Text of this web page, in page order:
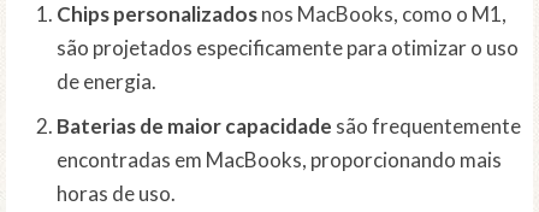
Chips personalizadosnos MacBooks, como o M1,
são projetados especificamente para otimizar o uso
de energia.
Baterias de maior capacidade são frequentemente
encontradas em MacBooks, proporcionando mais
horas de uso.